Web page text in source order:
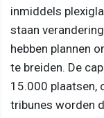
inmiddels
staan
hebben plannen
te breiden. De
15.000 plaatsen,
tribunes worden